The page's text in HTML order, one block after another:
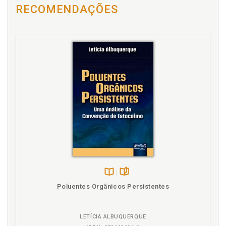
Carolina Genovez Parreira. O voto do imigrante
como mecanismo de integração: uma perspectiva
Carolina Genovez Parreira / Danilo Garrido, p. 243
Caso Hirsi Jamaa. El caso Hirsi Jamaa: derechos de
de acuerdo con el tribunal europeo de derechos
humanos. Andrea Sciortino, p. 389
Clandestino. O direito à liberdade pessoal e a
detenção administrativa dos imigrantes irregulares
e clandestinos na Itália. Cristiano Celone, p. 347
Conflito armado interno na Síria e seu impacto no
Brasil. Gabriel Gualano de Godoy, p. 211
Convenção Europeia de Direitos Humanos. O
princípio da não devolução e a Convenção Europeia
de Direitos Humanos. Giuseppe Puma, p. 367
example of the criminal law of fear. Licia Siracusa, p.
Cristiano Celone. O direito à liberdade pessoal e a
RECOMENDAÇÕES
Disponível
Poluentes Orgânicos Persistentes
LETÍCIA ALBUQUERQUE